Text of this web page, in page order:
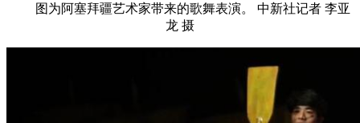
图为阿塞拜疆艺术家带来的歌舞表演。 中新社记者 李亚
龙 摄